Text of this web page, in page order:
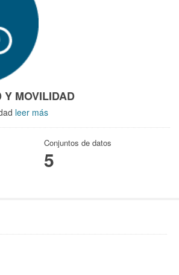
MOVILIDAD
leer más
Conjuntos de datos
5